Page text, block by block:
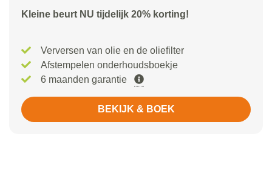
Kleine beurt NU tijdelijk 20% korting!
Verversen van olie en de oliefilter
Afstempelen onderhoudsboekje
6 maanden garantie
BEKIJK & BOEK